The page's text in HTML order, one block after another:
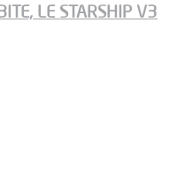
LE STARSHIP V3